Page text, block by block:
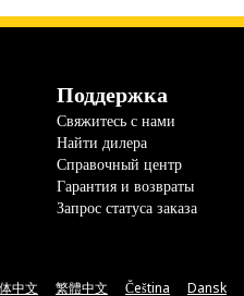
Поддержка
Свяжитесь с нами
Найти дилера
Справочный центр
Гарантия и возвраты
Запрос статуса заказа
中文 繁體中文 Čeština Dansk